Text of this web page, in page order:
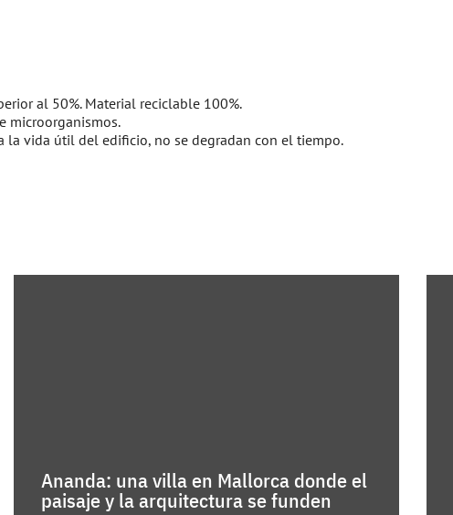
al 50%. Material reciclable 100%.
microorganismos.
la vida útil del edificio, no se degradan con el tiempo.
Ananda: una villa en Mallorca donde el
paisaje y la arquitectura se funden